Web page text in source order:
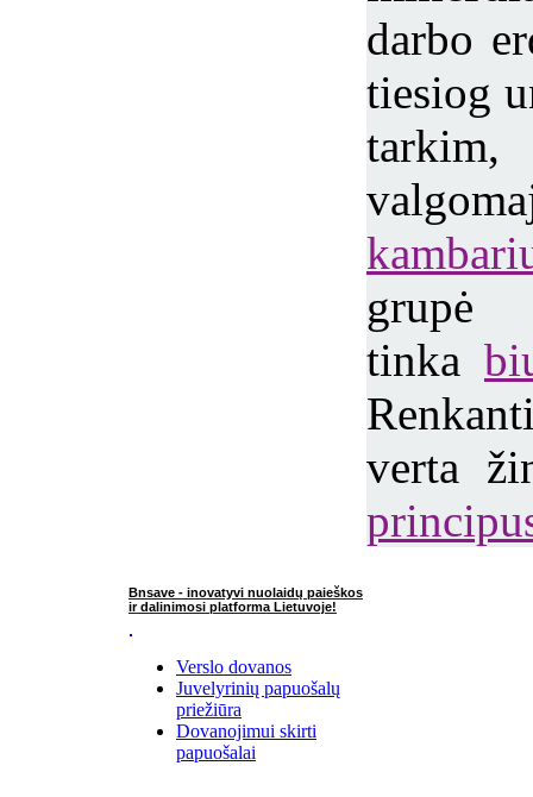
darbo
tiesiog
grupė
tinka
verta
Bnsave - inovatyvi nuolaidų paieškos
ir dalinimosi platforma Lietuvoje!
Verslo dovanos
Juvelyrinių papuošalų
priežiūra
Dovanojimui skirti
papuošalai